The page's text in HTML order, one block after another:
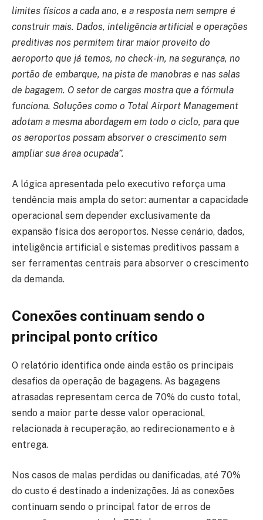
limites físicos a cada ano, e a resposta nem sempre é
construir mais. Dados, inteligência artificial e operações
preditivas nos permitem tirar maior proveito do
aeroporto que já temos, no check-in, na segurança, no
portão de embarque, na pista de manobras e nas salas
de bagagem. O setor de cargas mostra que a fórmula
funciona. Soluções como o Total Airport Management
adotam a mesma abordagem em todo o ciclo, para que
os aeroportos possam absorver o crescimento sem
ampliar sua área ocupada”.
A lógica apresentada pelo executivo reforça uma
tendência mais ampla do setor: aumentar a capacidade
operacional sem depender exclusivamente da
expansão física dos aeroportos. Nesse cenário, dados,
inteligência artificial e sistemas preditivos passam a
ser ferramentas centrais para absorver o crescimento
da demanda.
Conexões continuam sendo o
principal ponto crítico
O relatório identifica onde ainda estão os principais
desafios da operação de bagagens. As bagagens
atrasadas representam cerca de 70% do custo total,
sendo a maior parte desse valor operacional,
relacionada à recuperação, ao redirecionamento e à
entrega.
Nos casos de malas perdidas ou danificadas, até 70%
do custo é destinado a indenizações. Já as conexões
continuam sendo o principal fator de erros de